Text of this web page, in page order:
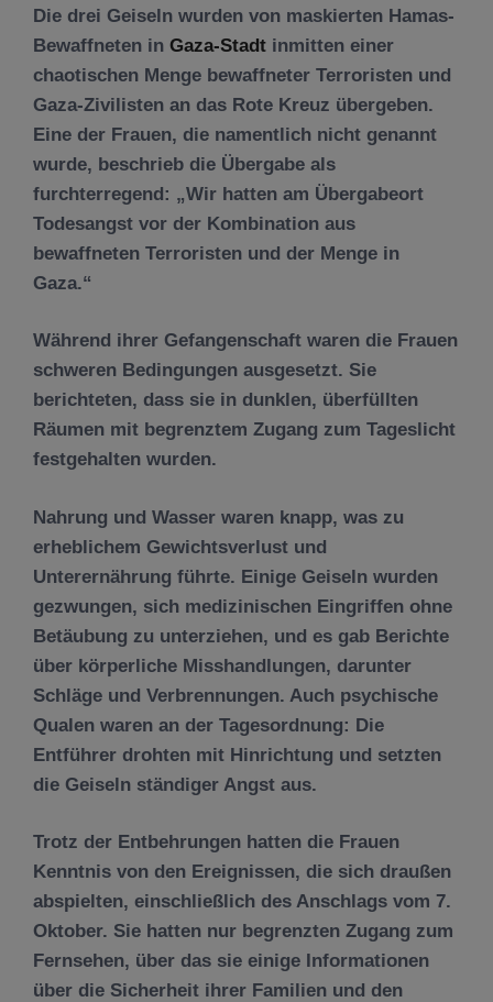
Die drei Geiseln wurden von maskierten Hamas-
Bewaffneten in Gaza-Stadt inmitten einer
chaotischen Menge bewaffneter Terroristen und
Gaza-Zivilisten an das Rote Kreuz übergeben.
Eine der Frauen, die namentlich nicht genannt
wurde, beschrieb die Übergabe als
furchterregend: „Wir hatten am Übergabeort
Todesangst vor der Kombination aus
bewaffneten Terroristen und der Menge in
Gaza.“
Während ihrer Gefangenschaft waren die Frauen
schweren Bedingungen ausgesetzt. Sie
berichteten, dass sie in dunklen, überfüllten
Räumen mit begrenztem Zugang zum Tageslicht
festgehalten wurden.
Nahrung und Wasser waren knapp, was zu
erheblichem Gewichtsverlust und
Unterernährung führte. Einige Geiseln wurden
gezwungen, sich medizinischen Eingriffen ohne
Betäubung zu unterziehen, und es gab Berichte
über körperliche Misshandlungen, darunter
Schläge und Verbrennungen. Auch psychische
Qualen waren an der Tagesordnung: Die
Entführer drohten mit Hinrichtung und setzten
die Geiseln ständiger Angst aus.
Trotz der Entbehrungen hatten die Frauen
Kenntnis von den Ereignissen, die sich draußen
abspielten, einschließlich des Anschlags vom 7.
Oktober. Sie hatten nur begrenzten Zugang zum
Fernsehen, über das sie einige Informationen
über die Sicherheit ihrer Familien und den